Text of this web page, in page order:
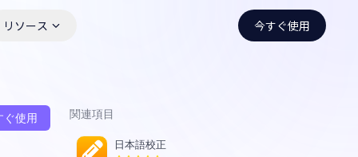
リソース 今すぐ使用
ぐ使用 関連項目
日本語校正